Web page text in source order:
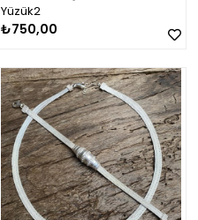
Yüzük2
₺750,00